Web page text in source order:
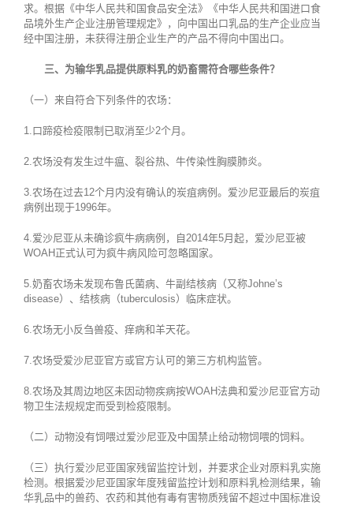
求。根据《中华人民共和国食品安全法》《中华人民共和国进口食
品境外生产企业注册管理规定》，向中国出口乳品的生产企业应当
经中国注册，未获得注册企业生产的产品不得向中国出口。
三、为输华乳品提供原料乳的奶畜需符合哪些条件？
（一）来自符合下列条件的农场：
1.口蹄疫检疫限制已取消至少2个月。
2.农场没有发生过牛瘟、裂谷热、牛传染性胸膜肺炎。
3.农场在过去12个月内没有确认的炭疽病例。爱沙尼亚最后的炭疽
病例出现于1996年。
4.爱沙尼亚从未确诊疯牛病病例，自2014年5月起，爱沙尼亚被
WOAH正式认可为疯牛病风险可忽略国家。
5.奶畜农场未发现布鲁氏菌病、牛副结核病（又称Johne’s
disease）、结核病（tuberculosis）临床症状。
6.农场无小反刍兽疫、痒病和羊天花。
7.农场受爱沙尼亚官方或官方认可的第三方机构监管。
8.农场及其周边地区未因动物疾病按WOAH法典和爱沙尼亚官方动
物卫生法规规定而受到检疫限制。
（二）动物没有饲喂过爱沙尼亚及中国禁止给动物饲喂的饲料。
（三）执行爱沙尼亚国家残留监控计划，并要求企业对原料乳实施
检测。根据爱沙尼亚国家年度残留监控计划和原料乳检测结果，输
华乳品中的兽药、农药和其他有毒有害物质残留不超过中国标准设